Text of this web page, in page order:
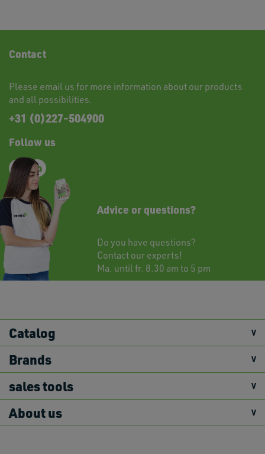
Contact
Please email us for more information about our products
and all possibilities.
+31 (0)227-504900
Follow us
Advice or questions?
Do you have questions?
Contact our experts!
Ma. until fr. 8.30 am to 5 pm
Catalog
Brands
sales tools
About us